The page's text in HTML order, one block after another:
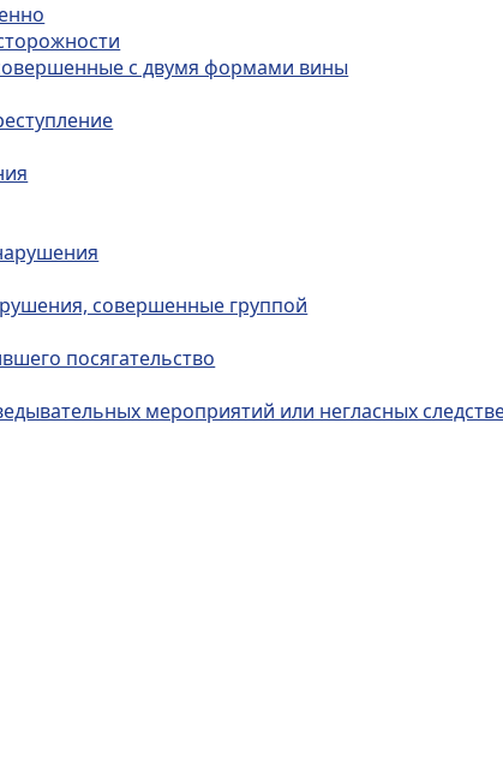
с двумя формами вины
совершенные группой
посягательство
мероприятий или негласных